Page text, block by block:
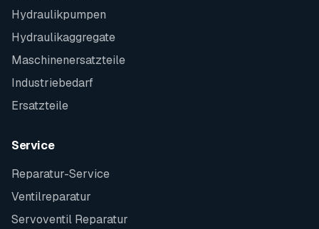
Hydraulikpumpen
Hydraulikaggregate
Maschinenersatzteile
Industriebedarf
Ersatzteile
Service
Reparatur-Service
Ventilreparatur
Servoventil Reparatur